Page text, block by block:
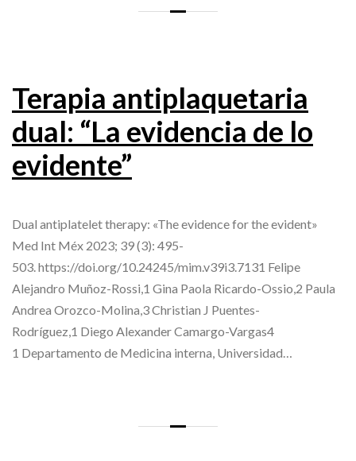
Terapia antiplaquetaria
dual: “La evidencia de lo
evidente”
Dual antiplatelet therapy: «The evidence for the evident»
Med Int Méx 2023; 39 (3): 495-
503. https://doi.org/10.24245/mim.v39i3.7131 Felipe
Alejandro Muñoz-Rossi,1 Gina Paola Ricardo-Ossio,2 Paula
Andrea Orozco-Molina,3 Christian J Puentes-
Rodríguez,1 Diego Alexander Camargo-Vargas4
1 Departamento de Medicina interna, Universidad…